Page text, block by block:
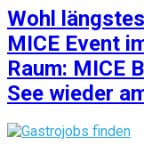
Wohl
MICE Event
Raum: MICE
See wieder